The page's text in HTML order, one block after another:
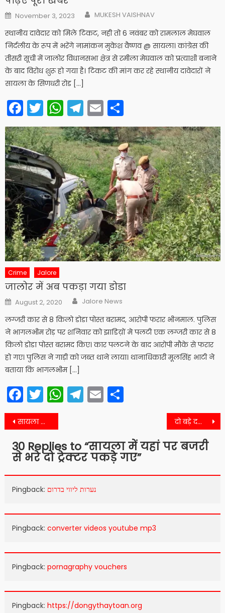
Posted
on
November 3, 2023 Author
MUKESH VAISHNAV
स्थानीय दावेदार को मिले टिकट, नही तो 6 नवंबर को रामलाल मेघवाल
निर्दलीय के रूप में भरेंगे नामांकन मुकेश वैष्णव @ सायला। कांग्रेस की
तीसरी सूची में जालोर विधानसभा क्षेत्र से रमीला मेघवाल को प्रत्याशी बनाने
के बाद विरोध शुरू हो गया है। टिकट की मांग कर रहे स्थानीय दावेदारों ने
सायला के सिणधरी रोड […]
Facebook
Twitter
WhatsApp
Telegram
Email
Crime Jalore
जालोर में अब पकड़ा गया डोडा
Posted
on
August 2, 2020 Author
Jalore News
लग्जरी कार से 8 किलो डोडा पोस्त बरामद, आरोपी फरार भीनमाल. पुलिस
ने भागलभीम रोड़ पर शनिवार को झाडिय़ों मे पलटी एक लग्जरी कार से 8
किलो डोडा पोस्त बरामद किए। कार पलटने के बाद आरोपी मौके से फरार
हो गए। पुलिस ने गाड़ी को जब्त थाने लाया। थानाधिकारी मूलसिंह भाटी ने
बताया कि भागलभीम […]
Facebook
Twitter
WhatsApp
Telegram
Email
Post
navigation
सायला और रामसीन में पकड़े गए जुआरी दो बड़े दलों के बीच सायला में निर्दलीय जबरसिंह ने ठोकी मजबूत ताल
30 Replies to “सायला में यहां पर बजरी
से भरे दो ट्रेक्टर पकड़ेे गए”
Pingback: נערות ליווי בדרום
Pingback: converter videos youtube mp3
Pingback: pornagraphy vouchers
Pingback: https://dongythaytoan.org